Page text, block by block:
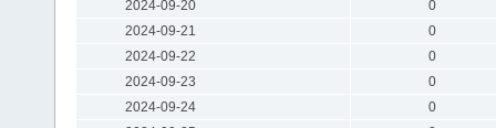
2024-09-20
0
2024-09-21
0
2024-09-22
0
2024-09-23
0
2024-09-24
0